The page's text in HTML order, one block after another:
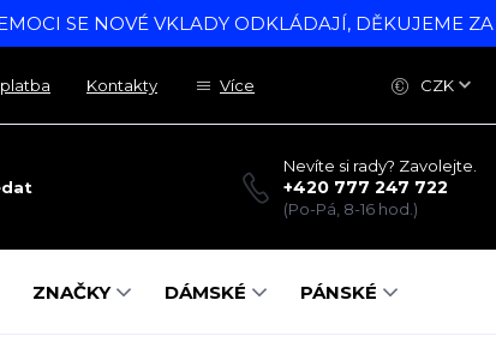
SE NOVÉ VKLADY ODKLÁDAJÍ, DĚKUJEME
Kontakty Více CZK
Nevíte si rady? Zavolejte.
+420 777 247 722
(Po-Pá, 8-16 hod.)
ZNAČKY DÁMSKÉ PÁNSKÉ